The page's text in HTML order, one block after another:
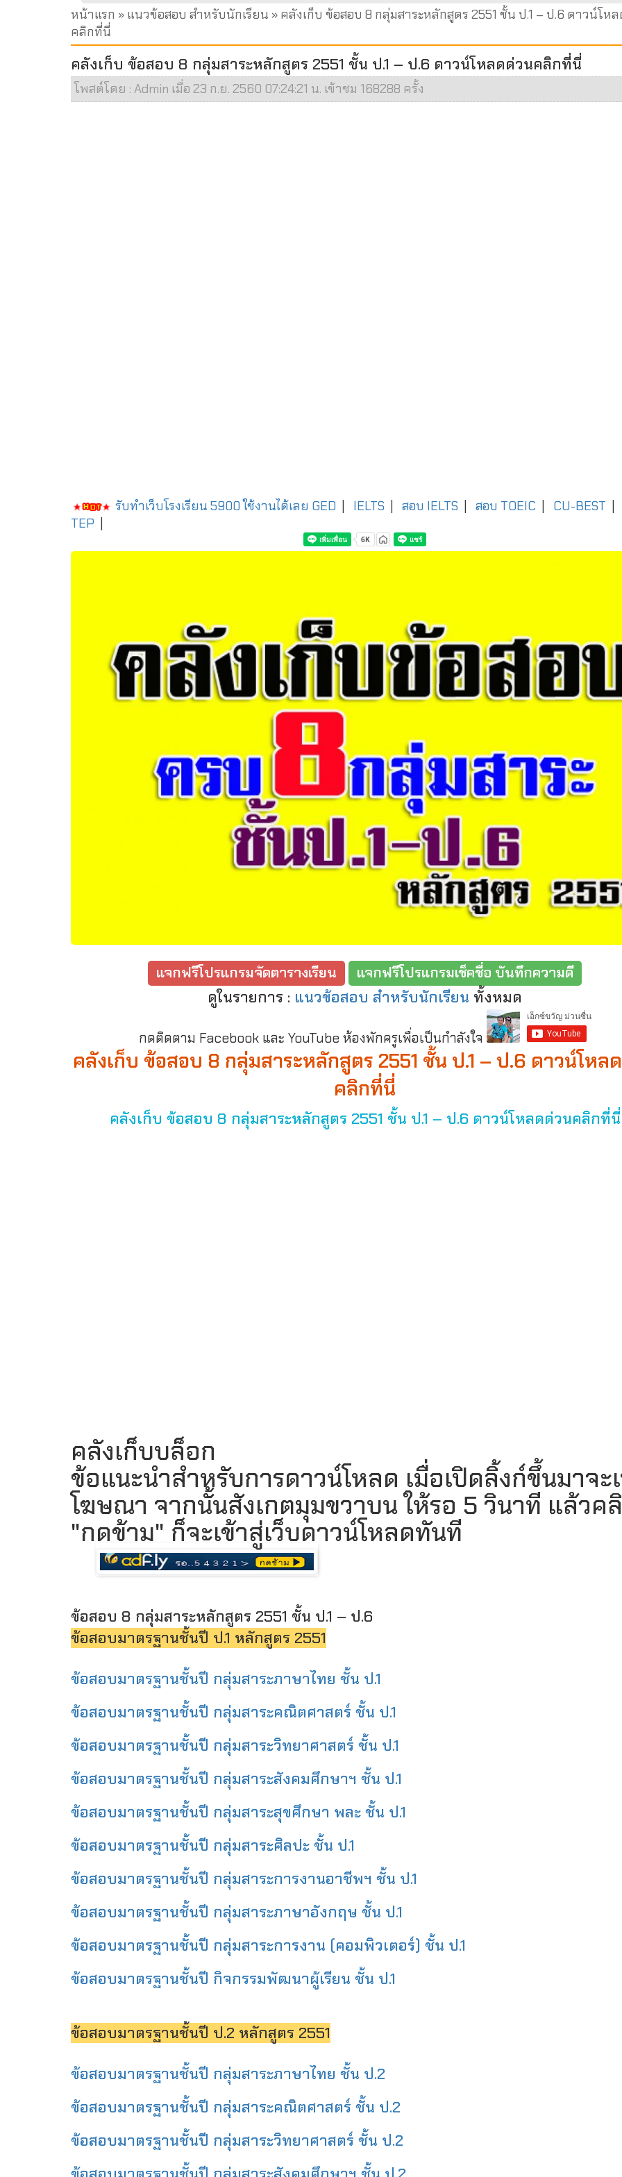
หน้าแรก » แนวข้อสอบ สำหรับนักเรียน » คลังเก็บ ข้อสอบ 8 กลุ่มสาระหลักสูตร 2551 ชั้น ป.1 – ป.6 ดาวน์โห
คลิกที่นี่
คลังเก็บ ข้อสอบ 8 กลุ่มสาระหลักสูตร 2551 ชั้น ป.1 – ป.6 ดาวน์โหลดด่วนคลิกที่นี่
โพสต์โดย : Admin เมื่อ 23 ก.ย. 2560 07:24:21 น. เข้าชม 168288 ครั้ง
รับทำเว็บโรงเรียน 5900 ใช้งานได้เลย GED IELTS สอบ IELTS สอบ TOEIC CU-BEST
TEP
แจกฟรีโปรแกรมจัดตารางเรียน แจกฟรีโปรแกรมเช็คชื่อ บันทึกความดี
ดูในรายการ : แนวข้อสอบ สำหรับนักเรียน ทั้งหมด
กดติดตาม Facebook และ YouTube ห้องพักครูเพื่อเป็นกำลังใจ
คลังเก็บ ข้อสอบ 8 กลุ่มสาระหลักสูตร 2551 ชั้น ป.1 – ป.6 ดาวน์โหล
คลิกที่นี่
คลังเก็บ ข้อสอบ 8 กลุ่มสาระหลักสูตร 2551 ชั้น ป.1 – ป.6 ดาวน์โหลดด่วนคลิกที่นี่
คลังเก็บบล็อก
ข้อแนะนำสำหรับการดาวน์โหลด เมื่อเปิดลิ้งก์ขึ้นมาจะ
โฆษณา จากนั้นสังเกตมุมขวาบน ให้รอ 5 วินาที แล้วค
"กดข้าม" ก็จะเข้าสู่เว็บดาวน์โหลดทันที
ข้อสอบ 8 กลุ่มสาระหลักสูตร 2551 ชั้น ป.1 – ป.6
ข้อสอบมาตรฐานชั้นปี ป.1 หลักสูตร 2551
ข้อสอบมาตรฐานชั้นปี กลุ่มสาระภาษาไทย ชั้น ป.1
ข้อสอบมาตรฐานชั้นปี กลุ่มสาระคณิตศาสตร์ ชั้น ป.1
ข้อสอบมาตรฐานชั้นปี กลุ่มสาระวิทยาศาสตร์ ชั้น ป.1
ข้อสอบมาตรฐานชั้นปี กลุ่มสาระสังคมศึกษาฯ ชั้น ป.1
ข้อสอบมาตรฐานชั้นปี กลุ่มสาระสุขศึกษา พละ ชั้น ป.1
ข้อสอบมาตรฐานชั้นปี กลุ่มสาระศิลปะ ชั้น ป.1
ข้อสอบมาตรฐานชั้นปี กลุ่มสาระการงานอาชีพฯ ชั้น ป.1
ข้อสอบมาตรฐานชั้นปี กลุ่มสาระภาษาอังกฤษ ชั้น ป.1
ข้อสอบมาตรฐานชั้นปี กลุ่มสาระการงาน (คอมพิวเตอร์) ชั้น ป.1
ข้อสอบมาตรฐานชั้นปี กิจกรรมพัฒนาผู้เรียน ชั้น ป.1
ข้อสอบมาตรฐานชั้นปี ป.2 หลักสูตร 2551
ข้อสอบมาตรฐานชั้นปี กลุ่มสาระภาษาไทย ชั้น ป.2
ข้อสอบมาตรฐานชั้นปี กลุ่มสาระคณิตศาสตร์ ชั้น ป.2
ข้อสอบมาตรฐานชั้นปี กลุ่มสาระวิทยาศาสตร์ ชั้น ป.2